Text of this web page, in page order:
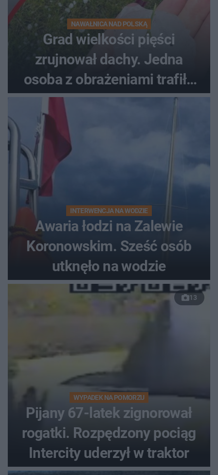
NAWAŁNICA NAD POLSKĄ
Grad wielkości pięści
zrujnował dachy. Jedna
osoba z obrażeniami trafiła
do szpitala
INTERWENCJA NA WODZIE
Awaria łodzi na Zalewie
Koronowskim. Sześć osób
utknęło na wodzie
13
WYPADEK NA POMORZU
Pijany 67-latek zignorował
rogatki. Rozpędzony pociąg
Intercity uderzył w traktor